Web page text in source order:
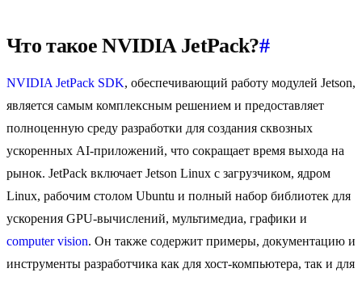
Что такое NVIDIA JetPack?#
NVIDIA JetPack SDK, обеспечивающий работу модулей Jetson,
является самым комплексным решением и предоставляет
полноценную среду разработки для создания сквозных
ускоренных AI-приложений, что сокращает время выхода на
рынок. JetPack включает Jetson Linux с загрузчиком, ядром
Linux, рабочим столом Ubuntu и полный набор библиотек для
ускорения GPU-вычислений, мультимедиа, графики и
computer vision. Он также содержит примеры, документацию и
инструменты разработчика как для хост-компьютера, так и для